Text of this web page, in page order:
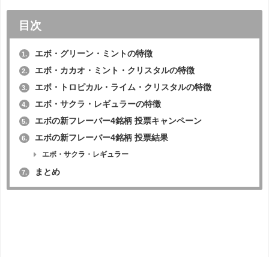
目次
1. エボ・グリーン・ミントの特徴
2. エボ・カカオ・ミント・クリスタルの特徴
3. エボ・トロピカル・ライム・クリスタルの特徴
4. エボ・サクラ・レギュラーの特徴
5. エボの新フレーバー4銘柄 投票キャンペーン
6. エボの新フレーバー4銘柄 投票結果
エボ・サクラ・レギュラー
7. まとめ